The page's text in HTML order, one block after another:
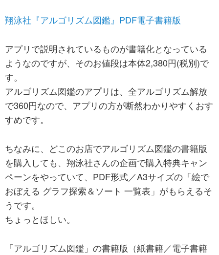
翔泳社『アルゴリズム図鑑』PDF電子書籍版
アプリで説明されているものが書籍化となっている
ようなのですが、そのお値段は本体2,380円(税別)で
す。
アルゴリズム図鑑のアプリは、全アルゴリズム解放
で360円なので、アプリの方が断然わかりやすくおす
すめです。
ちなみに、どこのお店でアルゴリズム図鑑の書籍版
を購入しても、翔泳社さんの企画で購入特典キャン
ペーンをやっていて、PDF形式／A3サイズの「絵で
おぼえる グラフ探索＆ソート 一覧表」がもらえるそ
うです。
ちょっとほしい。
「アルゴリズム図鑑」の書籍版（紙書籍／電子書籍